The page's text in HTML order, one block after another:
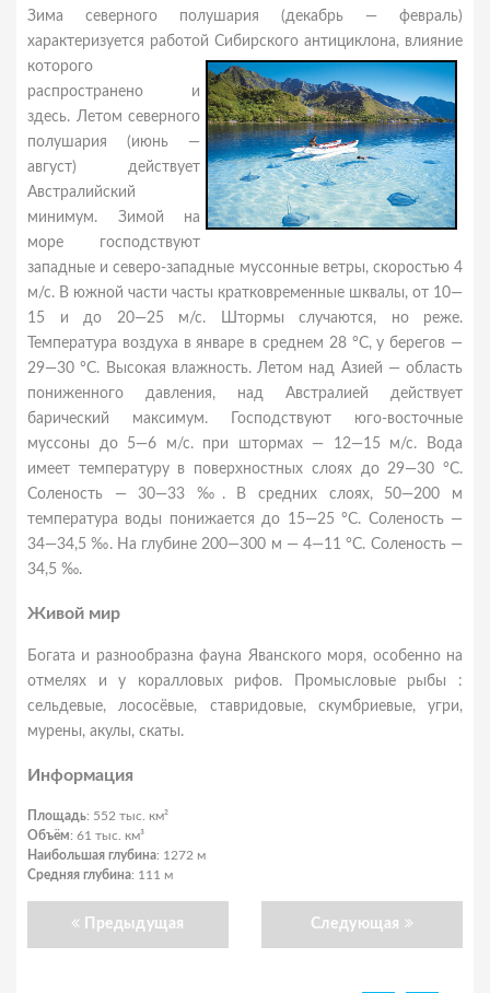
Зима северного полушария (декабрь — февраль)
характеризуется работой Сибирского антициклона, влияние
которого
распространено и
здесь. Летом северного
полушария (июнь —
август) действует
Австралийский
минимум. Зимой на
море господствуют
западные и северо-западные муссонные ветры, скоростью 4
м/с. В южной части часты кратковременные шквалы, от 10—
15 и до 20—25 м/с. Штормы случаются, но реже.
Температура воздуха в январе в среднем 28 °C, у берегов —
29—30 °C. Высокая влажность. Летом над Азией — область
пониженного давления, над Австралией действует
барический максимум. Господствуют юго-восточные
муссоны до 5—6 м/с. при штормах — 12—15 м/с. Вода
имеет температуру в поверхностных слоях до 29—30 °C.
Соленость — 30—33 ‰. В средних слоях, 50—200 м
температура воды понижается до 15—25 °C. Соленость —
34—34,5 ‰. На глубине 200—300 м — 4—11 °C. Соленость —
34,5 ‰.
Живой мир
Богата и разнообразна фауна Яванского моря, особенно на
отмелях и у коралловых рифов. Промысловые рыбы :
сельдевые, лососёвые, ставридовые, скумбриевые, угри,
мурены, акулы, скаты.
Информация
Площадь: 552 тыс. км²
Объём: 61 тыс. км³
Наибольшая глубина: 1272 м
Средняя глубина: 111 м
Предыдущая Следующая